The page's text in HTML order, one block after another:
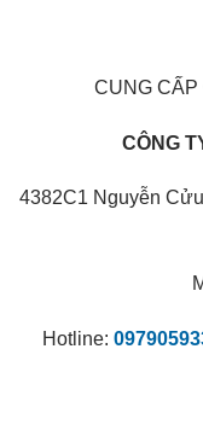
CUNG CẤP
CÔNG
4382C1 Nguyễn
Hotline: